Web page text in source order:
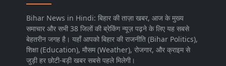
Bihar News in Hindi: बिहार की ताज़ा खबर, आज के मुख्य
समाचार और सभी 38 जिलों की ब्रेकिंग न्यूज़ पढ़ने के लिए यह सबसे
बेहतरीन जगह है। यहाँ आपको बिहार की राजनीति (Bihar Politics),
शिक्षा (Education), मौसम (Weather), रोजगार, और क्राइम से
जुड़ी हर छोटी-बड़ी खबर सबसे पहले मिलेगी।